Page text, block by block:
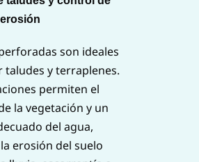
erosión
son ideales
taludes y terraplenes.
permiten el
la vegetación y un
del agua,
erosión del suelo